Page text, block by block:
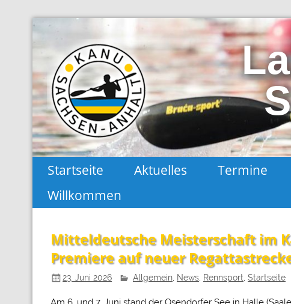
Landes-Kanu-Verband Sachsen-Anhalt
Startseite Aktuelles Termine
Willkommen
Mitteldeutsche Meisterschaft im
Premiere auf neuer
23. Juni 2026 Allgemein, News, Rennsport Startseite